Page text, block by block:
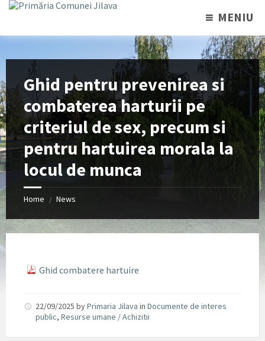
MENIU
Ghid pentru prevenirea si
combaterea harturii pe
criteriul de sex, precum si
pentru hartuirea morala la
locul de munca
Home / News
Ghid combatere hartuire
22/09/2025 byPrimaria Jilava in Documente de interes
public, Resurse umane / Achizitii